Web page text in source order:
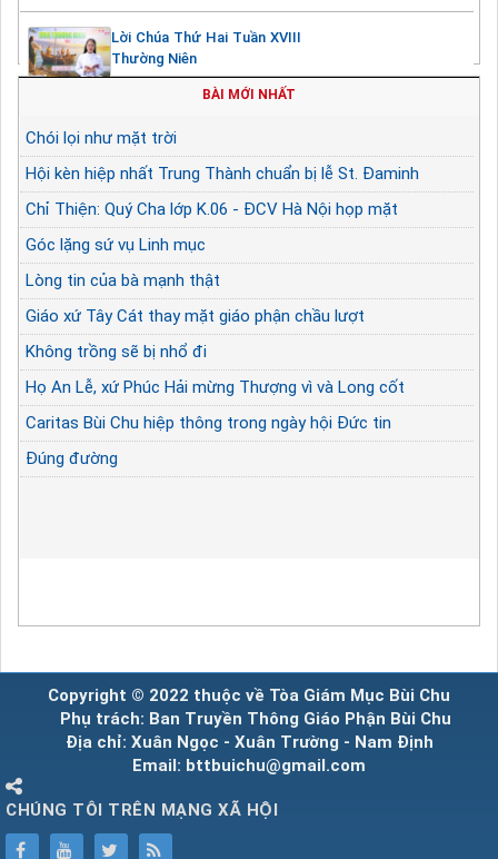
Lời Chúa Thứ Hai Tuần XVIII
Thường Niên
BÀI MỚI NHẤT
Chói lọi như mặt trời
Hội kèn hiệp nhất Trung Thành chuẩn bị lễ St. Đaminh
Chỉ Thiện: Quý Cha lớp K.06 - ĐCV Hà Nội họp mặt
Góc lặng sứ vụ Linh mục
Lòng tin của bà mạnh thật
Giáo xứ Tây Cát thay mặt giáo phận chầu lượt
Không trồng sẽ bị nhổ đi
Họ An Lễ, xứ Phúc Hải mừng Thượng vì và Long cốt
Caritas Bùi Chu hiệp thông trong ngày hội Đức tin
Đúng đường
Copyright © 2022 thuộc về Tòa Giám Mục Bùi Chu
Phụ trách: Ban Truyền Thông Giáo Phận Bùi Chu
Địa chỉ: Xuân Ngọc - Xuân Trường - Nam Định
Email: bttbuichu@gmail.com
CHÚNG TÔI TRÊN MẠNG XÃ HỘI